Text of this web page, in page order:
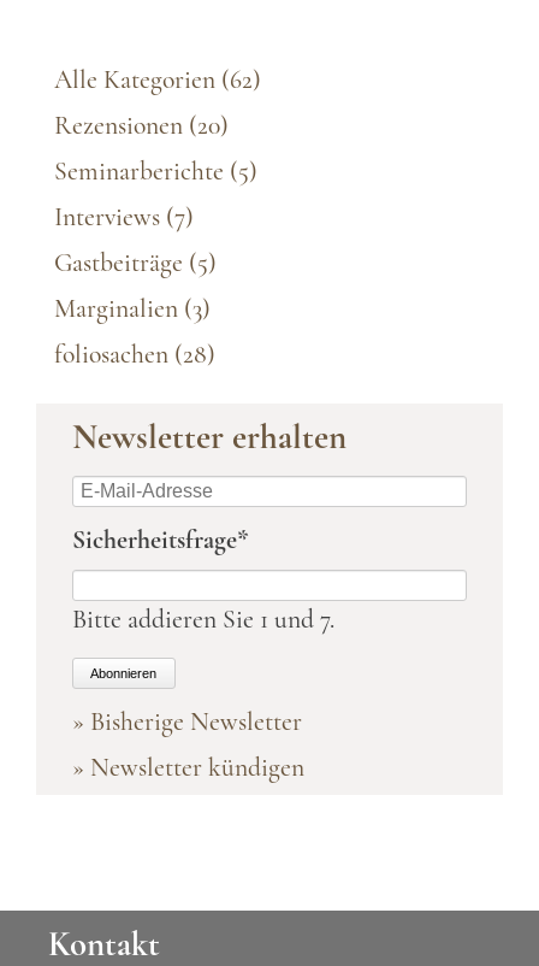
Alle Kategorien (62)
Rezensionen (20)
Seminarberichte (5)
Interviews (7)
Gastbeiträge (5)
Marginalien (3)
foliosachen (28)
Newsletter erhalten
E-
Mail-
Pflichtfeld
Sicherheitsfrage*
Bitte addieren Sie 1 und 7.
Abonnieren
» Bisherige Newsletter
» Newsletter kündigen
Kontakt